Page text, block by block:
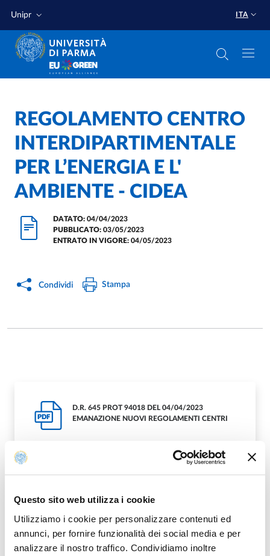
Questo sito web utilizza i cookie
Utilizziamo i cookie per personalizzare contenuti ed
annunci, per fornire funzionalità dei social media e per
analizzare il nostro traffico. Condividiamo inoltre
Unipr ITA
Home /
REGOLAMENTO CENTRO
INTERDIPARTIMENTALE
PER L’ENERGIA E L'
AMBIENTE - CIDEA
DATATO: 04/04/2023
PUBBLICATO: 03/05/2023
ENTRATO IN VIGORE: 04/05/2023
Condividi Stampa
PDF
D.R. 645 PROT 94018 DEL 04/04/2023
EMANAZIONE NUOVI REGOLAMENTI CENTRI
PDF
04.04.2023_REGOLAMENTO.PDF